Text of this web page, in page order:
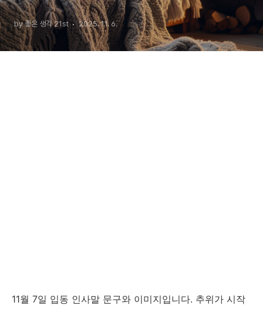
by 좋은 생각 21st 2025. 11. 6.
11월 7일 입동 인사말 문구와 이미지입니다. 추위가 시작